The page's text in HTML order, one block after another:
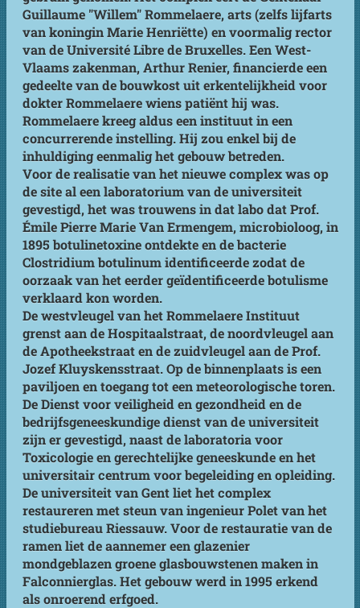
Guillaume "Willem" Rommelaere, arts (zelfs lijfarts
van koningin Marie Henriëtte) en voormalig rector
van de Université Libre de Bruxelles. Een West-
Vlaams zakenman, Arthur Renier, financierde een
gedeelte van de bouwkost uit erkentelijkheid voor
dokter Rommelaere wiens patiënt hij was.
Rommelaere kreeg aldus een instituut in een
concurrerende instelling. Hij zou enkel bij de
inhuldiging eenmalig het gebouw betreden.
Voor de realisatie van het nieuwe complex was op
de site al een laboratorium van de universiteit
gevestigd, het was trouwens in dat labo dat Prof.
Émile Pierre Marie Van Ermengem, microbioloog, in
1895 botulinetoxine ontdekte en de bacterie
Clostridium botulinum identificeerde zodat de
oorzaak van het eerder geïdentificeerde botulisme
verklaard kon worden.
De westvleugel van het Rommelaere Instituut
grenst aan de Hospitaalstraat, de noordvleugel aan
de Apotheekstraat en de zuidvleugel aan de Prof.
Jozef Kluyskensstraat. Op de binnenplaats is een
paviljoen en toegang tot een meteorologische toren.
De Dienst voor veiligheid en gezondheid en de
bedrijfsgeneeskundige dienst van de universiteit
zijn er gevestigd, naast de laboratoria voor
Toxicologie en gerechtelijke geneeskunde en het
universitair centrum voor begeleiding en opleiding.
De universiteit van Gent liet het complex
restaureren met steun van ingenieur Polet van het
studiebureau Riessauw. Voor de restauratie van de
ramen liet de aannemer een glazenier
mondgeblazen groene glasbouwstenen maken in
Falconnierglas. Het gebouw werd in 1995 erkend
als onroerend erfgoed.